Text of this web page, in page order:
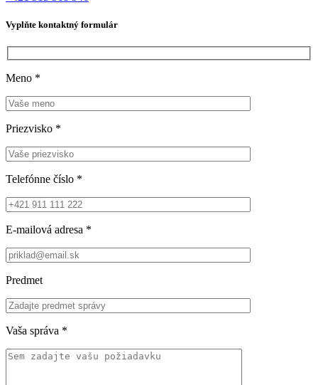
Vyplňte kontaktný formulár
Meno *
Priezvisko *
Telefónne číslo *
E-mailová adresa *
Predmet
Vaša správa *